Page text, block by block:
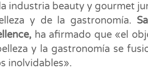
industria beauty y gourmet
y de la gastronomía.
ha afirmado que «el
y la gastronomía se
inolvidables».